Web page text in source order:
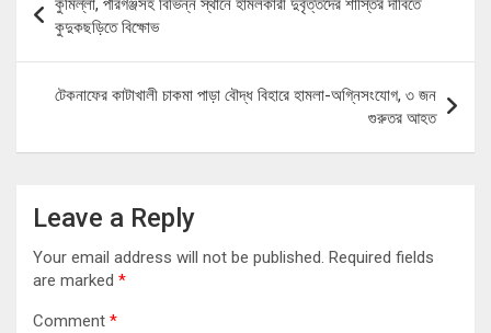
navigation
কুমিল্লা, পীরগঞ্জসহ বিভিন্ন স্থানে হামলকারী দুর্বৃত্তদের শাস্তির দাবিতে
কুদুকছড়িতে বিক্ষোভ
টেকনাফের কাটাখালী চাকমা পাড়া বৌদ্ধ বিহারে হামলা-অগ্নিসংযোগ, ৩ জন
গুরুতর আহত
Leave a Reply
Your email address will not be published. Required fields
are marked *
Comment *